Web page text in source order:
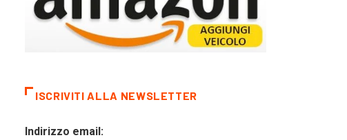
ISCRIVITI ALLA NEWSLETTER
Indirizzo email: